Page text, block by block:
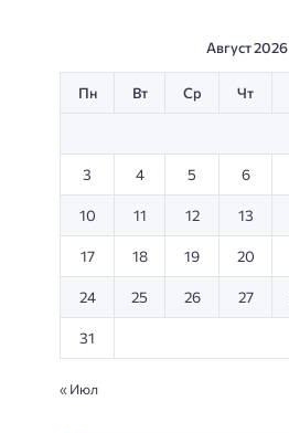
Август 2026
Пн Вт Ср Чт
3 4 5 6
10 11 12 13
17 18 19 20
24 25 26 27
31
« Июл